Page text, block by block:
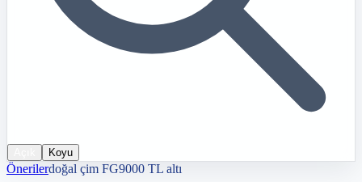
Koyu
Önerilerdoğal çim FG9000 TL altı